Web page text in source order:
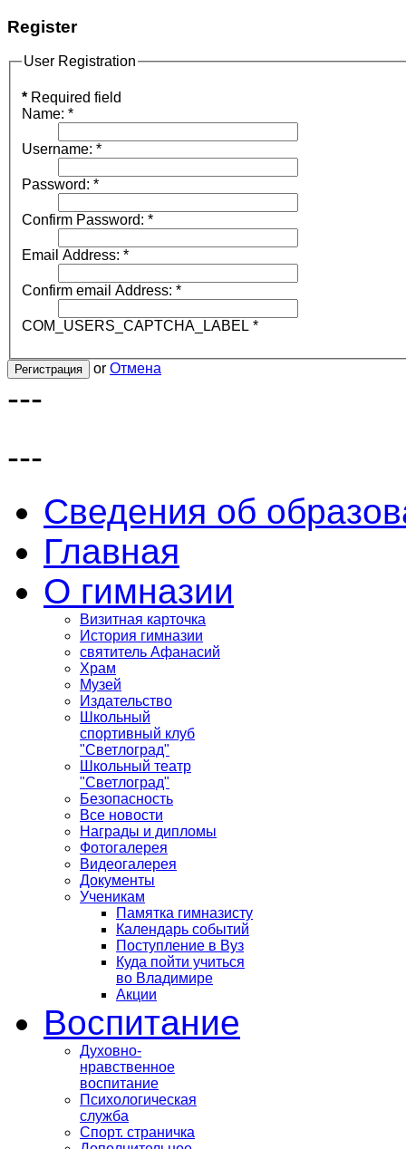
Register
User Registration
* Required field
Name: *
Username: *
Password: *
Confirm Password: *
Email Address: *
Confirm email Address: *
COM_USERS_CAPTCHA_LABEL *
Регистрация or Отмена
---
---
Сведения об
Главная
О гимназии
Визитная карточка
История гимназии
святитель Афанасий
Храм
Музей
Издательство
Школьный
спортивный клуб
"Светлоград"
Школьный театр
"Светлоград"
Безопасность
Все новости
Награды и дипломы
Фотогалерея
Видеогалерея
Документы
Ученикам
Памятка гимназисту
Календарь событий
Поступление в Вуз
Куда пойти учиться
во Владимире
Акции
Воспитание
Духовно-
нравственное
воспитание
Психологическая
служба
Спорт. страничка